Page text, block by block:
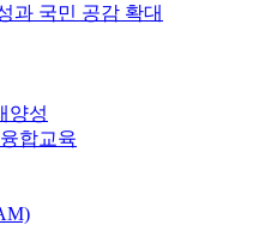
과 국민 공감 확대
양성
합교육